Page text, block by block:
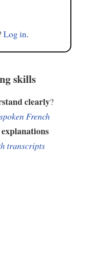
Log in.
skills
clearly?
French
transcripts